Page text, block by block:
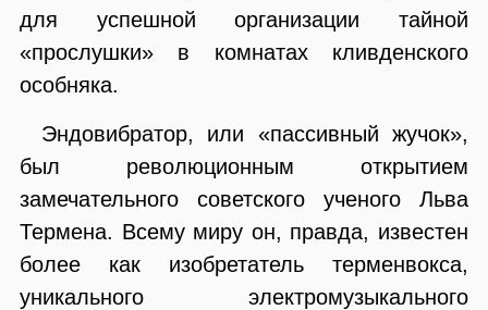
для успешной организации тайной
«прослушки» в комнатах кливденского
особняка.
Эндовибратор, или «пассивный жучок»,
был революционным открытием
замечательного советского ученого Льва
Термена. Всему миру он, правда, известен
более как изобретатель терменвокса,
уникального электромузыкального